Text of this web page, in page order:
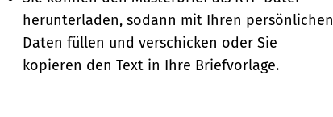
herunterladen, sodann mit Ihren persönlichen
Daten füllen und verschicken oder Sie
kopieren den Text in Ihre Briefvorlage.